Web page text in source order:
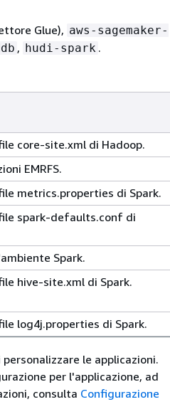
Glue), aws-sagemaker-
, hudi-spark .
core-site.xml di Hadoop.
EMRFS.
metrics.properties di Spark.
spark-defaults.conf di
Spark.
hive-site.xml di Spark.
log4j.properties di Spark.
le applicazioni.
per l'applicazione, ad
consulta Configurazione